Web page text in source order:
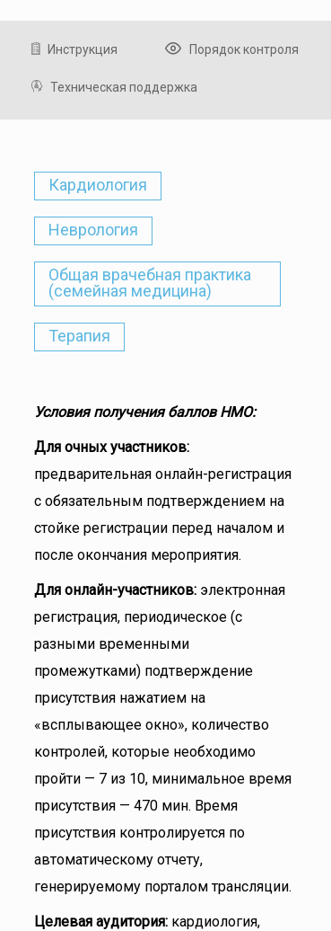
Инструкция Порядок контроля
Техническая поддержка
Кардиология
Неврология
Общая врачебная практика
(семейная медицина)
Терапия
Условия получения баллов НМО:
Для очных участников:
предварительная онлайн-регистрация
с обязательным подтверждением на
стойке регистрации перед началом и
после окончания мероприятия.
Для онлайн-участников: электронная
регистрация, периодическое (с
разными временными
промежутками) подтверждение
присутствия нажатием на
«всплывающее окно», количество
контролей, которые необходимо
пройти — 7 из 10, минимальное время
присутствия — 470 мин. Время
присутствия контролируется по
автоматическому отчету,
генерируемому порталом трансляции.
Целевая аудитория: кардиология,